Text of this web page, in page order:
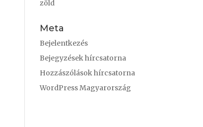
zöld
Meta
Bejelentkezés
Bejegyzések hírcsatorna
Hozzászólások hírcsatorna
WordPress Magyarország